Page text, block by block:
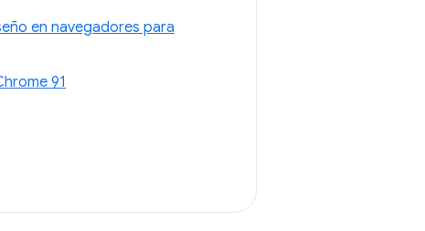
en navegadores para
91